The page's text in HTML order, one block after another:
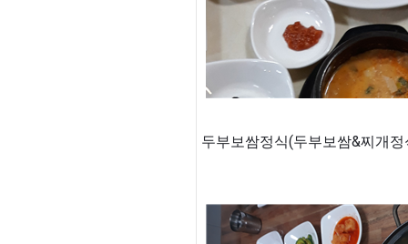
두부보쌈정식(두부보쌈&찌개정